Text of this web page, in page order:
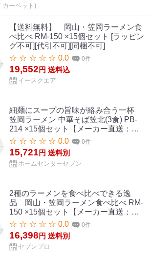
カーペット)
【送料無料】 岡山・笠岡ラーメン食
べ比べ RM-150 ×15個セット [ラッピン
グ不可][代引不可][同梱不可]
☆ ☆ ☆ ☆ ☆ 0.0
0件
19,552 円 送料込
イースクエア
細麺にスープの旨味が絡み合う一杯
笠岡ラーメン 中華そば笠北(3食) PB-
214 ×15個セット【メーカー直送：代
金引換不可：同梱不可】【北海道・沖
縄・離島は配達不可】
☆ ☆ ☆ ☆ ☆ 0.0 0件
15,721 円 送料別
ホームセンターセブン
2種のラーメンを食べ比べできる逸
品 岡山・笠岡ラーメン食べ比べ RM-
150 ×15個セット【メーカー直送：代
金引換不可：同梱不可】【北海道・沖
縄・離島は配達不可】
☆ ☆ ☆ ☆ ☆ 0.0 0件
16,398 円 送料別
セブンプロ